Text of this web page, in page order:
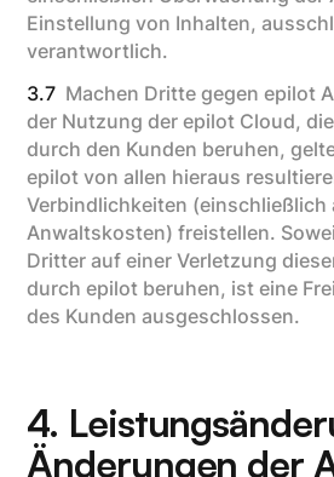
Einstellung von Inhalten,
verantwortlich.
3.7 Machen Dritte gegen epilot
der Nutzung der epilot Cloud,
durch den Kunden beruhen,
epilot von allen hieraus
Verbindlichkeiten (einschließlich
Anwaltskosten) freistellen.
Dritter auf einer Verletzung
durch epilot beruhen, ist eine
des Kunden ausgeschlossen.
4.
Änderungen der